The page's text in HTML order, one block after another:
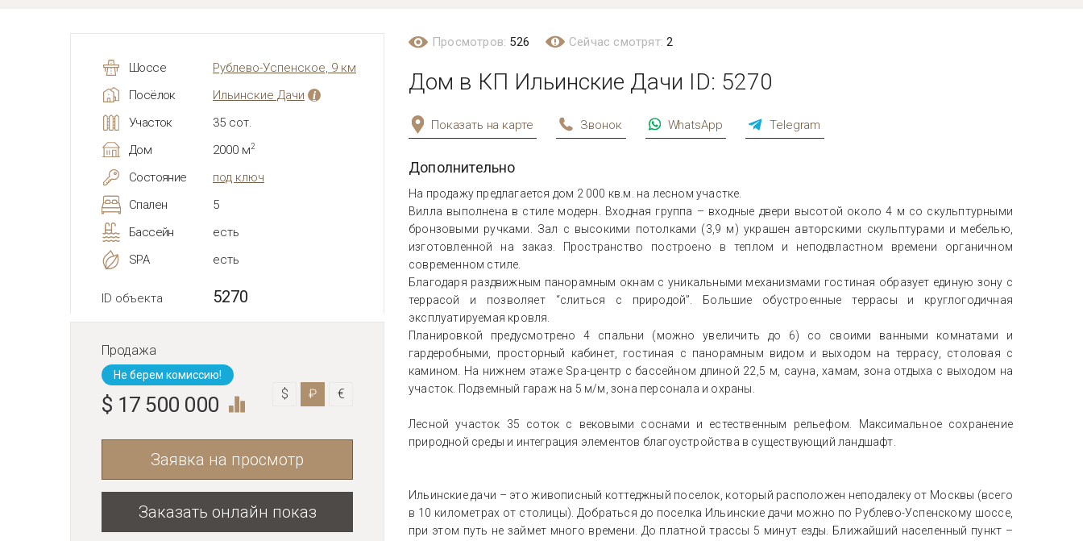
Шоссе
Рублево-Успенское, 9 км
Посёлок
Ильинские Дачи i
Участок
35 сот.
Дом
2000 м2
Состояние
под ключ
Спален
5
Бассейн
есть
SPA
есть
ID объекта 5270
Продажа
Не берем комиссию!
$ 17 500 000 $ ₽ €
Заявка на просмотр
Заказать онлайн показ
Просмотров: 526 Сейчас смотрят:2
Дом в КП Ильинские Дачи ID: 5270
Показать на карте Звонок WhatsApp Telegram
Дополнительно
На продажу предлагается дом 2 000 кв.м. на лесном участке.
Вилла выполнена в стиле модерн. Входная группа – входные двери высотой около 4 м со скульптурными
бронзовыми ручками. Зал с высокими потолками (3,9 м) украшен авторскими скульптурами и мебелью,
изготовленной на заказ. Пространство построено в теплом и неподвластном времени органичном
современном стиле.
Благодаря раздвижным панорамным окнам с уникальными механизмами гостиная образует единую зону с
террасой и позволяет “слиться с природой”. Большие обустроенные террасы и круглогодичная
эксплуатируемая кровля.
Планировкой предусмотрено 4 спальни (можно увеличить до 6) со своими ванными комнатами и
гардеробными, просторный кабинет, гостиная с панорамным видом и выходом на террасу, столовая с
камином. На нижнем этаже Spa-центр с бассейном длиной 22,5 м, сауна, хамам, зона отдыха с выходом на
участок. Подземный гараж на 5 м/м, зона персонала и охраны.
Лесной участок 35 соток с вековыми соснами и естественным рельефом. Максимальное сохранение
природной среды и интеграция элементов благоустройства в существующий ландшафт.
Ильинские дачи – это живописный коттеджный поселок, который расположен неподалеку от Москвы (всего
в 10 километрах от столицы). Добраться до поселка Ильинские дачи можно по Рублево-Успенскому шоссе,
при этом путь не займет много времени. До платной трассы 5 минут езды. Ближайший населенный пункт –